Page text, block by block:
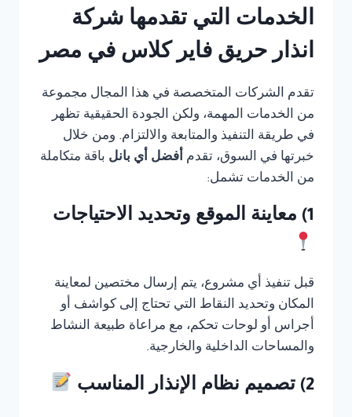
الخدمات التي تقدمها شركة
انذار حريق فاير كلاس في مصر
تقدم الشركات المتخصصة في هذا المجال مجموعة
من الخدمات المهمة، ولكن الجودة الحقيقية تظهر
في طريقة التنفيذ والمتابعة والالتزام. ومن خلال
خبرتها في السوق، تقدم أفضل أي بانل باقة متكاملة
من الخدمات تشمل:
1) معاينة الموقع وتحديد الاحتياجات
قبل تنفيذ أي مشروع، يتم إرسال مختصين لمعاينة
المكان وتحديد النقاط التي تحتاج إلى كواشف أو
أجراس أو لوحات تحكم، مع مراعاة طبيعة النشاط
والمساحات الداخلية والخارجية.
2) تصميم نظام الإنذار المناسب